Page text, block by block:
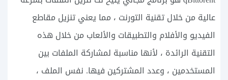
عالية من خلال تقنية التورنت ، مما يعني تنزيل مقاطع
الفيديو والأفلام والتطبيقات والألعاب من خلال هذه
التقنية الرائدة ، لأنها مناسبة لمشاركة الملفات بين
المستخدمين ، وعدد المشتركين فيها. نفس الملف ،